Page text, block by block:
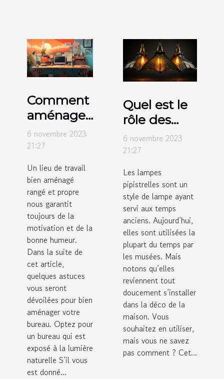
Comment
aménager
votre
espace de
6 novembre 2023
21:27
Un lieu de travail
bien aménagé
rangé et propre
nous garantit
toujours de la
motivation et de la
bonne humeur.
Dans la suite de
cet article,
quelques astuces
vous seront
dévoilées pour bien
aménager votre
bureau. Optez pour
un bureau qui est
exposé à la lumière
naturelle S’il vous
est donné...
Quel est le
rôle des
lampes
pipistrelles ?
6 novembre 2023
21:27
Les lampes
pipistrelles sont un
style de lampe ayant
servi aux temps
anciens. Aujourd’hui,
elles sont utilisées la
plupart du temps par
les musées. Mais
notons qu’elles
reviennent tout
doucement s’installer
dans la déco de la
maison. Vous
souhaitez en utiliser,
mais vous ne savez
pas comment ? Cet...